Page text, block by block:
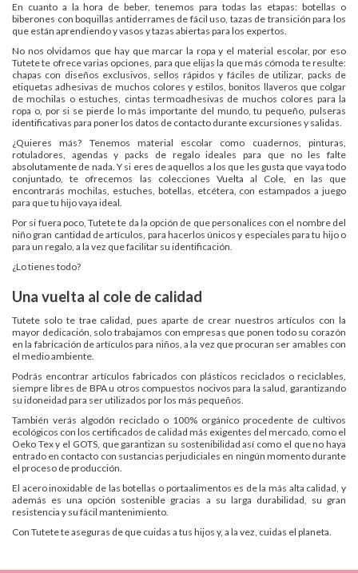
En cuanto a la hora de beber, tenemos para todas las etapas: botellas o
biberones con boquillas antiderrames de fácil uso, tazas de transición para los
que están aprendiendo y vasos y tazas abiertas para los expertos.
No nos olvidamos que hay que marcar la ropa y el material escolar, por eso
Tutete te ofrece varias opciones, para que elijas la que más cómoda te resulte:
chapas con diseños exclusivos, sellos rápidos y fáciles de utilizar, packs de
etiquetas adhesivas de muchos colores y estilos, bonitos llaveros que colgar
de mochilas o estuches, cintas termoadhesivas de muchos colores para la
ropa o, por si se pierde lo más importante del mundo, tu pequeño, pulseras
identificativas para poner los datos de contacto durante excursiones y salidas.
¿Quieres más? Tenemos material escolar como cuadernos, pinturas,
rotuladores, agendas y packs de regalo ideales para que no les falte
absolutamente de nada. Y si eres de aquellos a los que les gusta que vaya todo
conjuntado, te ofrecemos las colecciones Vuelta al Cole, en las que
encontrarás mochilas, estuches, botellas, etcétera, con estampados a juego
para que tu hijo vaya ideal.
Por si fuera poco, Tutete te da la opción de que personalices con el nombre del
niño gran cantidad de artículos, para hacerlos únicos y especiales para tu hijo o
para un regalo, a la vez que facilitar su identificación.
¿Lo tienes todo?
Una vuelta al cole de calidad
Tutete solo te trae calidad, pues aparte de crear nuestros artículos con la
mayor dedicación, solo trabajamos con empresas que ponen todo su corazón
en la fabricación de artículos para niños, a la vez que procuran ser amables con
el medio ambiente.
Podrás encontrar artículos fabricados con plásticos reciclados o reciclables,
siempre libres de BPA u otros compuestos nocivos para la salud, garantizando
su idoneidad para ser utilizados por los más pequeños.
También verás algodón reciclado o 100% orgánico procedente de cultivos
ecológicos con los certificados de calidad más exigentes del mercado, como el
Oeko Tex y el GOTS, que garantizan su sostenibilidad así como el que no haya
entrado en contacto con sustancias perjudiciales en ningún momento durante
el proceso de producción.
El acero inoxidable de las botellas o portaalimentos es de la más alta calidad, y
además es una opción sostenible gracias a su larga durabilidad, su gran
resistencia y su fácil mantenimiento.
Con Tutete te aseguras de que cuidas a tus hijos y, a la vez, cuidas el planeta.